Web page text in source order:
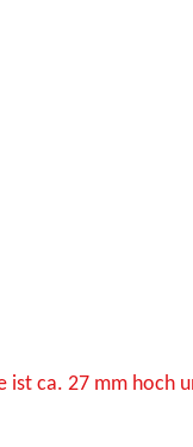
ist ca. 27 mm hoch